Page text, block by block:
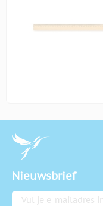
Nieuwsbrief
E-mailadres